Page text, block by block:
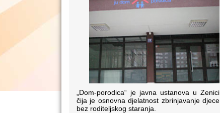
„Dom-porodica“ je javna ustanova u Zenici
čija je osnovna djelatnost zbrinjavanje djece
bez roditeljskog staranja.